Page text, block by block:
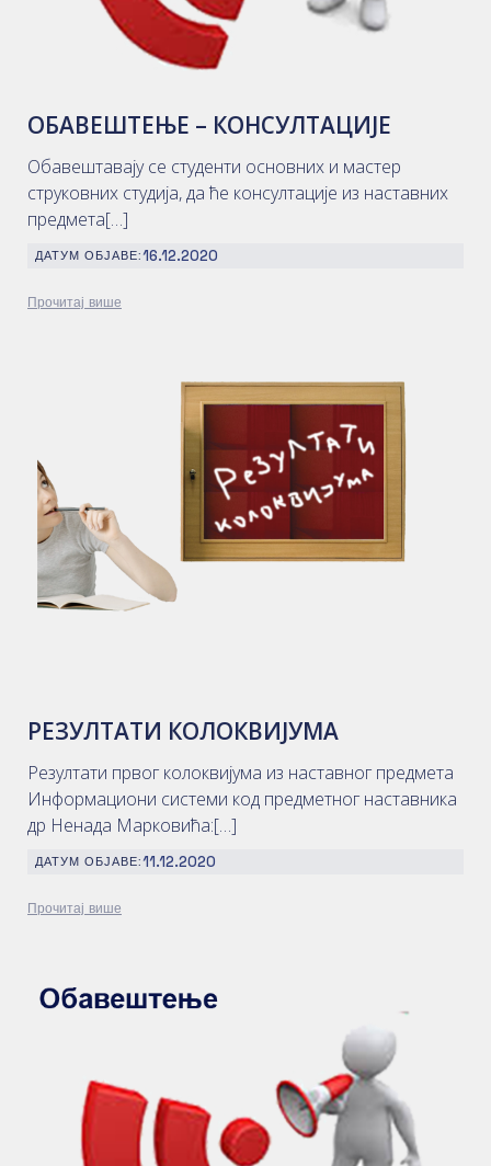
ОБАВЕШТЕЊЕ – КОНСУЛТАЦИЈЕ
Обавештавају се студенти основних и мастер
струковних студија, да ће консултације из наставних
предмета[…]
ДАТУМ ОБЈАВЕ:16.12.2020
Прочитај више
РЕЗУЛТАТИ КОЛОКВИЈУМА
Резултати првог колоквијума из наставног предмета
Информациони системи код предметног наставника
др Ненада Марковића:[…]
ДАТУМ ОБЈАВЕ:11.12.2020
Прочитај више